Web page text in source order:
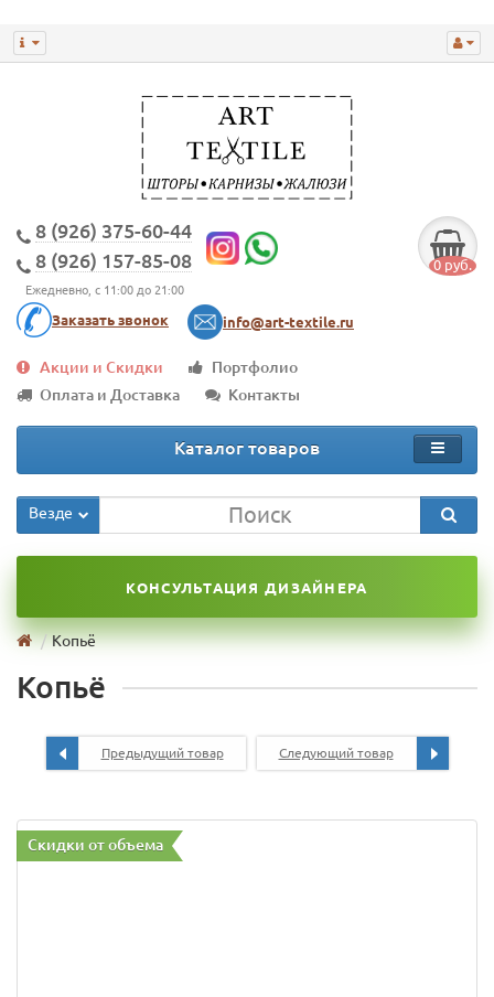
8 (926) 375-60-44
8 (926) 157-85-08
Ежедневно, с 11:00 до 21:00
Заказать звонок info@art-textile.ru
0 руб.
Акции и Скидки
Портфолио
Оплата и Доставка
Контакты
Каталог товаров
Везде
КОНСУЛЬТАЦИЯ ДИЗАЙНЕРА
Копьё
Копьё
Предыдущий товар Следующий товар
Скидки от объема